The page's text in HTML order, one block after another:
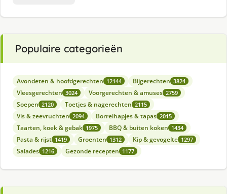
Populaire categorieën
Avondeten & hoofdgerechten 12144 Bijgerechten 3824
Vleesgerechten 3024 Voorgerechten & amuses 2759
Soepen 2120 Toetjes & nagerechten 2115
Vis & zeevruchten 2094 Borrelhapjes & tapas 2015
Taarten, koek & gebak 1975 BBQ & buiten koken 1434
Pasta & rijst 1419 Groenten 1312 Kip & gevogelte 1297
Salades 1216 Gezonde recepten 1177